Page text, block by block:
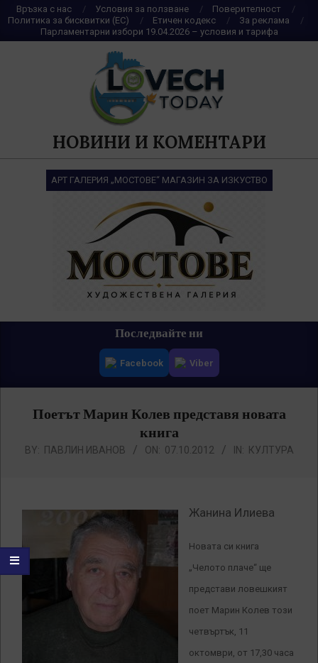
Skip
to
content
Връзка с нас Условия за ползване
Поверителност
Политика за бисквитки (ЕС)
Етичен кодекс
За реклама
Парламентарни избори 19.04.2026 – условия и тарифа
НОВИНИ И КОМЕНТАРИ
АРТ ГАЛЕРИЯ „МОСТОВЕ“ МАГАЗИН ЗА ИЗКУСТВО
Последвайте ни
Facebook Viber
Поетът Марин Колев представя новата
книга
BY: ПАВЛИН ИВАНОВ ON: 07.10.2012 IN: КУЛТУРА
Жанина Илиева
Новата си книга
„Челото плаче“ ще
представи ловешкият
поет Марин Колев този
четвъртък, 11
октомври, от 17,30 часа